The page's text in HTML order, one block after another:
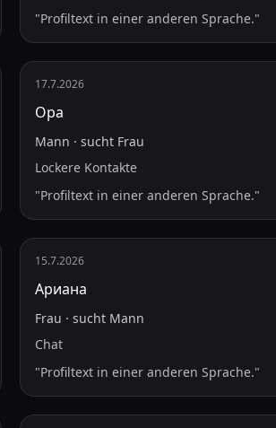
"Profiltext in einer anderen Sprache."
17.7.2026
Ора
Mann · sucht Frau
Lockere Kontakte
"Profiltext in einer anderen Sprache."
15.7.2026
Ариана
Frau · sucht Mann
Chat
"Profiltext in einer anderen Sprache."